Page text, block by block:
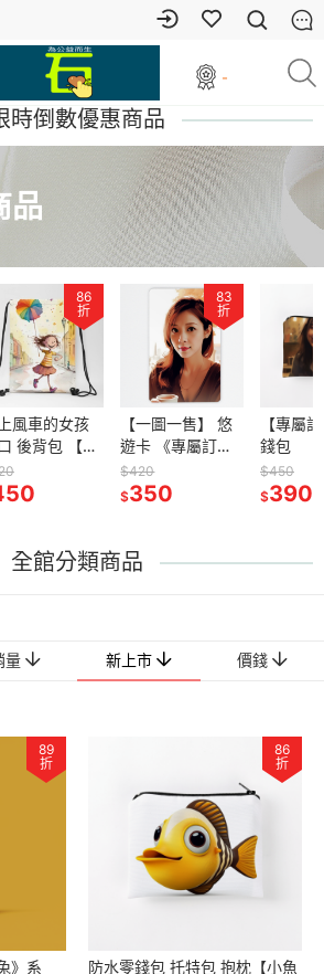
-
時倒數優惠商品
品
86
折
風車的女孩
後背包 【椪
咪系列】
83
折
【一圖一售】 悠
遊卡 《專屬訂
製》
$420
$350
【專屬
錢包
$450
$390
全館分類商品
量 新上市 價錢
89
折
》系
86
折
防水零錢包 托特包 抱枕【小魚